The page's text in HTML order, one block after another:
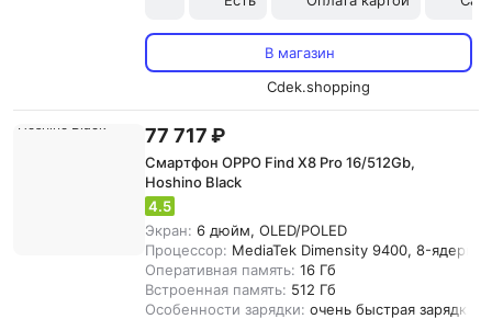
В магазин
Cdek.shopping
77 717 ₽
Смартфон OPPO Find X8 Pro 16/512Gb,
Hoshino Black
4.5
Экран: 6 дюйм, OLED/POLED
Процессор: MediaTek Dimensity 9400, 8-
Оперативная память: 16 Гб
Встроенная память: 512 Гб
Особенности зарядки: очень быстрая зарядка